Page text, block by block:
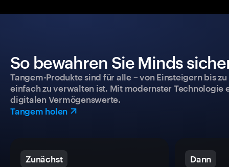
So bewahren Sie Minds
Tangem-Produkte sind für alle – von Einsteigern bis
einfach zu verwalten ist. Mit modernster
digitalen Vermögenswerte.
Tangem holen
Zunächst Dann